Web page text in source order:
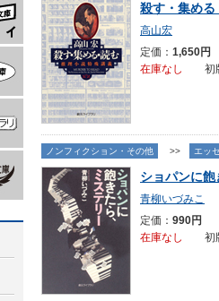
殺す・集める
高山宏
定価： 1,650円
在庫なし
初版
ノンフィクション・その他 >> エッ
ショパンに
青柳いづみこ
定価： 990円
在庫なし
初版